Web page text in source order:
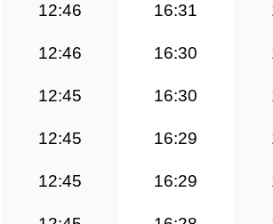
12:46 16:31
12:46 16:30
12:45 16:30
12:45 16:29
12:45 16:29